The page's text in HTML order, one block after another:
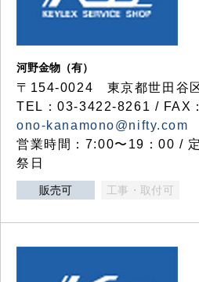
河野金物（有）
〒154-0024 東京都世田谷
TEL：03-3422-8261 / FAX
ono-kanamono@nifty.com
営業時間：7:00〜19：00 /
祭日
販売可 工事・取付可